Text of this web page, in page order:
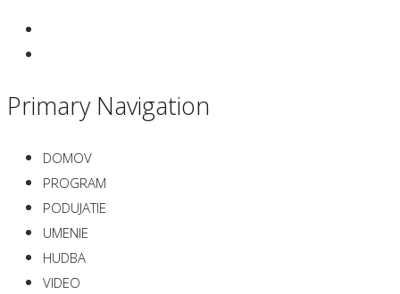
Primary Navigation
DOMOV
PROGRAM
PODUJATIE
UMENIE
HUDBA
VIDEO